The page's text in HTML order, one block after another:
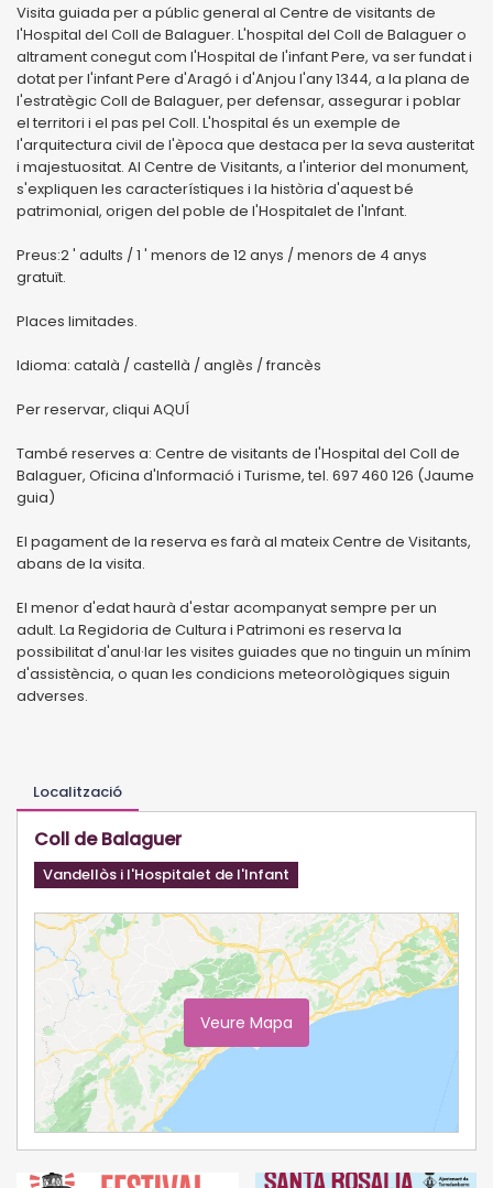
Visita guiada per a públic general al Centre de visitants de
l'Hospital del Coll de Balaguer. L'hospital del Coll de Balaguer o
altrament conegut com l'Hospital de l'infant Pere, va ser fundat i
dotat per l'infant Pere d'Aragó i d'Anjou l'any 1344, a la plana de
l'estratègic Coll de Balaguer, per defensar, assegurar i poblar
el territori i el pas pel Coll. L'hospital és un exemple de
l'arquitectura civil de l'època que destaca per la seva austeritat
i majestuositat. Al Centre de Visitants, a l'interior del monument,
s'expliquen les característiques i la història d'aquest bé
patrimonial, origen del poble de l'Hospitalet de l'Infant.
Preus:2 ' adults / 1 ' menors de 12 anys / menors de 4 anys
gratuït.
Places limitades.
Idioma: català / castellà / anglès / francès
Per reservar, cliqui AQUÍ
També reserves a: Centre de visitants de l'Hospital del Coll de
Balaguer, Oficina d'Informació i Turisme, tel. 697 460 126 (Jaume
guia)
El pagament de la reserva es farà al mateix Centre de Visitants,
abans de la visita.
El menor d'edat haurà d'estar acompanyat sempre per un
adult. La Regidoria de Cultura i Patrimoni es reserva la
possibilitat d'anul·lar les visites guiades que no tinguin un mínim
d'assistència, o quan les condicions meteorològiques siguin
adverses.
Localització
Coll de Balaguer
Vandellòs i l'Hospitalet de l'Infant
Veure Mapa